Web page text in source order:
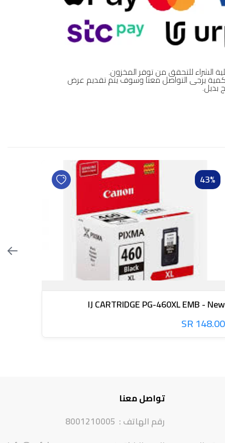
الشراء للتحقق من توفر المخزون.
بقيمة 0 ريال او نفاذ الكمية يرجى التواصل معنا وسوف يتم تقديم عرض
بديل.
43%
IJ CARTRIDGE PG-460XL EMB - New
148.00 SR
تواصل معنا
رقم الهاتف : 8001210005